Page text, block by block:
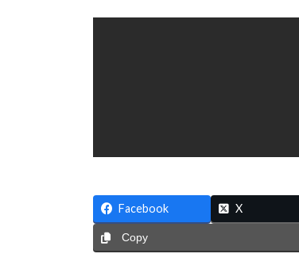
Facebook X
Copy